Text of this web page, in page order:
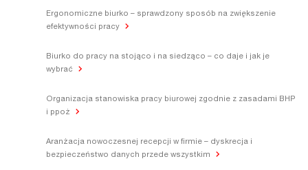
Ergonomiczne biurko – sprawdzony sposób na zwiększenie
efektywności pracy
Biurko do pracy na stojąco i na siedząco – co daje i jak je
wybrać
Organizacja stanowiska pracy biurowej zgodnie z zasadami BHP
i ppoż
Aranżacja nowoczesnej recepcji w firmie – dyskrecja i
bezpieczeństwo danych przede wszystkim